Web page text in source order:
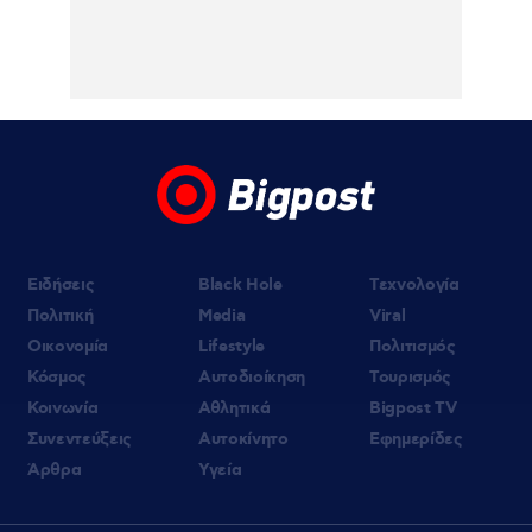
του MEGA
Ειδήσεις
Πολιτική
Οικονομία
Κόσμος
Κοινωνία
Συνεντεύξεις
Άρθρα
Black Hole
Media
Lifestyle
Αυτοδιοίκηση
Αθλητικά
Αυτοκίνητο
Υγεία
Τεχνολογία
Viral
Πολιτισμός
Τουρισμός
Bigpost TV
Εφημερίδες